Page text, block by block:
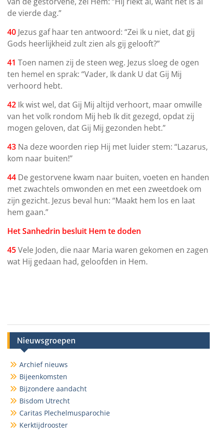
de vierde dag.”
40 Jezus gaf haar ten antwoord: “Zei Ik u niet, dat gij
Gods heerlijkheid zult zien als gij gelooft?”
41 Toen namen zij de steen weg. Jezus sloeg de ogen
ten hemel en sprak: “Vader, Ik dank U dat Gij Mij
verhoord hebt.
42 Ik wist wel, dat Gij Mij altijd verhoort, maar omwille
van het volk rondom Mij heb Ik dit gezegd, opdat zij
mogen geloven, dat Gij Mij gezonden hebt.”
43 Na deze woorden riep Hij met luider stem: “Lazarus,
kom naar buiten!”
44 De gestorvene kwam naar buiten, voeten en handen
met zwachtels omwonden en met een zweetdoek om
zijn gezicht. Jezus beval hun: “Maakt hem los en laat
hem gaan.”
Het Sanhedrin besluit Hem te doden
45Vele Joden, die naar Maria waren gekomen en zagen
wat Hij gedaan had, geloofden in Hem.
Nieuwsgroepen
Archief nieuws
Bijeenkomsten
Bijzondere aandacht
Bisdom Utrecht
Caritas Plechelmusparochie
Kerktijdrooster